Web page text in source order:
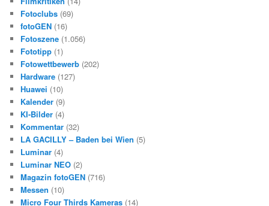
Fotoclubs (69)
fotoGEN (16)
Fotoszene (1.056)
Fototipp (1)
Fotowettbewerb (202)
Hardware (127)
Huawei (10)
Kalender (9)
KI-Bilder (4)
Kommentar (32)
LA GACILLY – Baden bei Wien (5)
Luminar (4)
Luminar NEO (2)
Magazin fotoGEN (716)
Messen (10)
Micro Four Thirds Kameras (14)